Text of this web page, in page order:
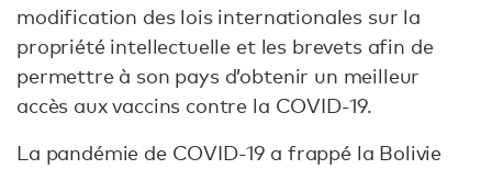
modification des lois internationales sur la
propriété intellectuelle et les brevets afin de
permettre à son pays d’obtenir un meilleur
accès aux vaccins contre la COVID-19.
La pandémie de COVID-19 a frappé la Bolivie